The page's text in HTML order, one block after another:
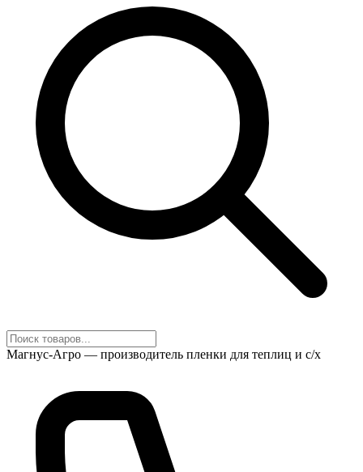
Магнус-Агро — производитель пленки для теплиц и с/х